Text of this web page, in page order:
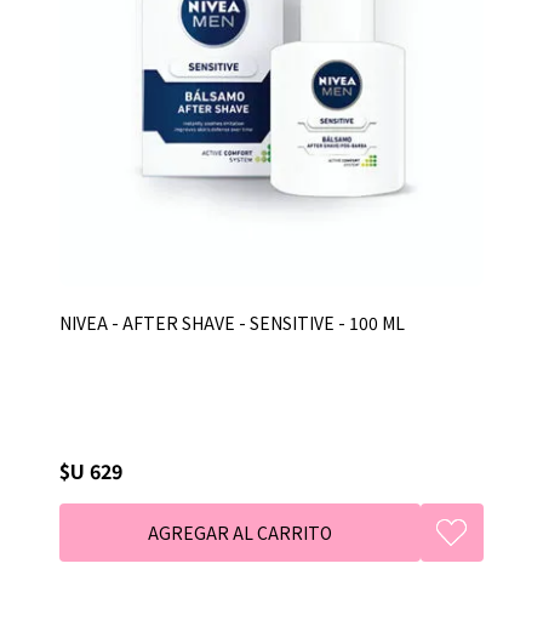
NIVEA - AFTER SHAVE - SENSITIVE - 100 ML
$U 629